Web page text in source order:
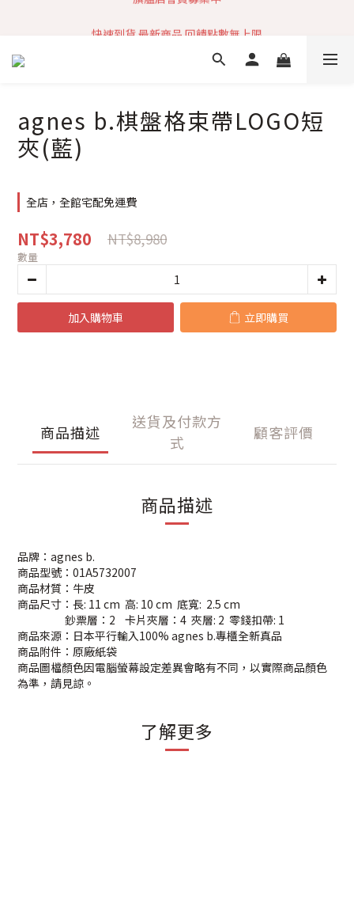
快速到貨 最新商品 回饋點數無上限
加入社群 獲取最新商品資訊
agnes b.棋盤格束帶LOGO短
夾(藍)
全店，全館宅配免運費
NT$3,780 NT$8,980
數量
加入購物車 立即購買
商品描述
送貨及付款方
式
顧客評價
商品描述
品牌：agnes b.
商品型號：01A5732007
商品材質：牛皮
商品尺寸：長: 11 cm 高: 10 cm 底寬: 2.5 cm
鈔票層：2 卡片夾層：4 夾層: 2 零錢扣帶: 1
商品來源：日本平行輸入100% agnes b.專櫃全新真品
商品附件：原廠紙袋
商品圖檔顏色因電腦螢幕設定差異會略有不同，以實際商品顏色
為準，請見諒。
了解更多